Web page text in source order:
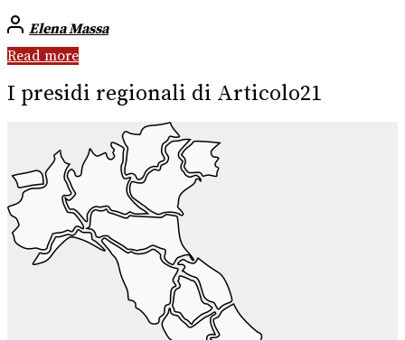
Elena Massa
Read more
I presidi regionali di Articolo21